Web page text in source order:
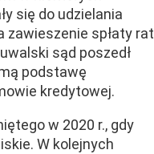
się do udzielania
zawieszenie spłaty rat
sąd poszedł
podstawę
kredytowej.
w 2020 r., gdy
W kolejnych